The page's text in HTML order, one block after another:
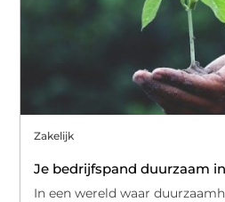
Zakelijk
Je bedrijfspand duurzaam
In een wereld waar